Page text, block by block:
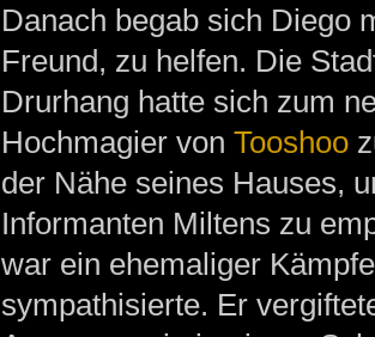
Danach begab sich Diego
Freund, zu helfen. Die
Drurhang hatte sich zum
Hochmagier von Tooshoo
der Nähe seines Hauses,
Informanten Miltens zu
war ein ehemaliger
sympathisierte. Er